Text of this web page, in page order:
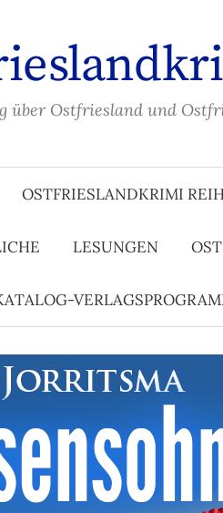
über Ostfriesland und
OSTFRIESLANDKRIMI
LESUNGEN